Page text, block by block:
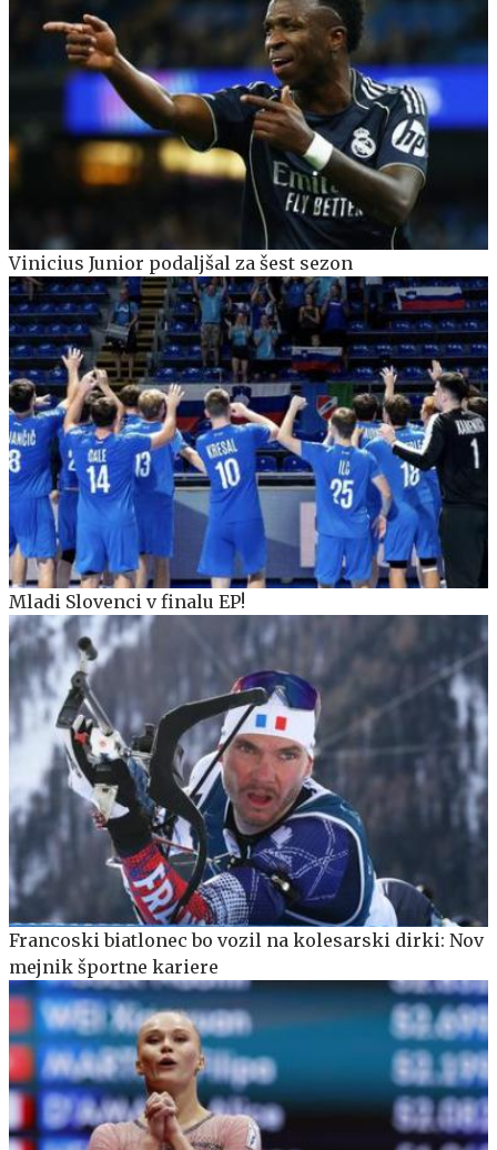
Vinicius Junior podaljšal za šest sezon
Mladi Slovenci v finalu EP!
Francoski biatlonec bo vozil na kolesarski dirki: Nov
mejnik športne kariere